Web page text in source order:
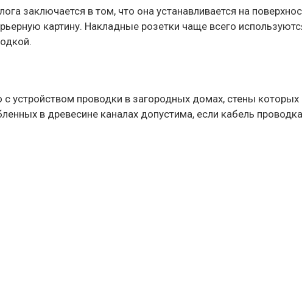
заключается в том, что она устанавливается на
картину. Накладные розетки чаще всего
устройством проводки в загородных домах, стены
в древесине каналах допустима, если кабель проводка